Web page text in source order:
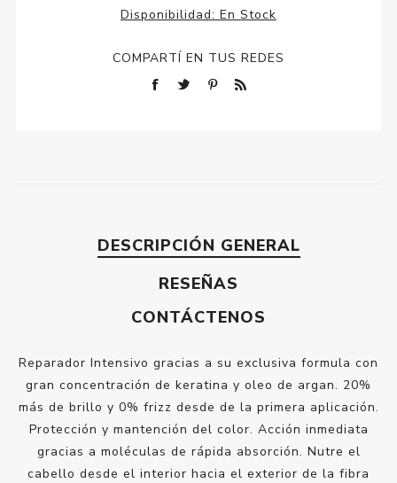
Disponibilidad: En Stock
COMPARTÍ EN TUS REDES
DESCRIPCIÓN GENERAL
RESEÑAS
CONTÁCTENOS
Reparador Intensivo gracias a su exclusiva formula con
gran concentración de keratina y oleo de argan. 20%
más de brillo y 0% frizz desde de la primera aplicación.
Protección y mantención del color. Acción inmediata
gracias a moléculas de rápida absorción. Nutre el
cabello desde el interior hacia el exterior de la fibra